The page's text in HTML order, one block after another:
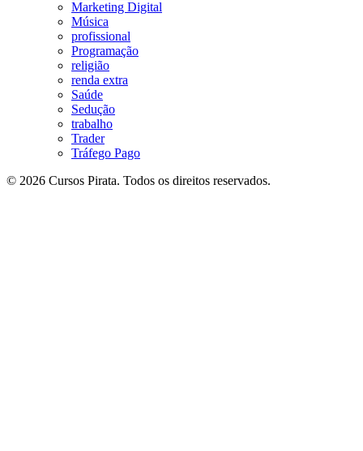
Marketing Digital
Música
profissional
Programação
religião
renda extra
Saúde
Sedução
trabalho
Trader
Tráfego Pago
© 2026 Cursos Pirata. Todos os direitos reservados.